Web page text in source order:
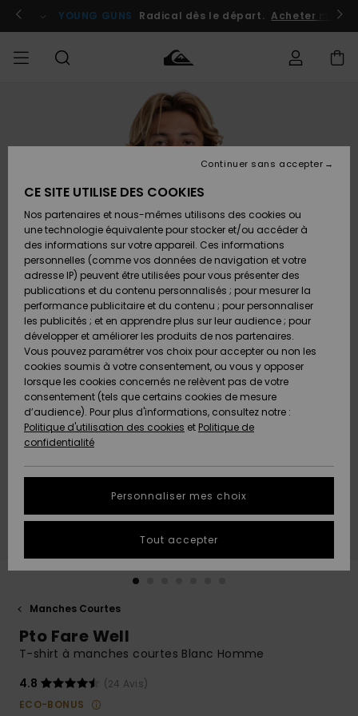
l'information
le
Se connecter / s'inscrire
YOUNG GUNS Radical dès le départ. Acheter
Vêtements
Chaussures
& Tongs
Surf
Snow
Nouveautés
A
Découvrir
Vêtements
Chaussures
& Tongs
Surf
Snow
Nouveautés
A
Découvrir
FEMME
Shop
A
Découvrir
Snow
SURF
Surf
Shop
Homme
Surf
Shop
Enfant
Highlights
Communauté
SNOW
Snow
Shop
Homme
Snow
Shop
Enfant
Snow
Shop
Femme
A
Découvrir
Communauté
OUTLET
Outlet
Homme
Enfant
Outlet
Femme
AIDE &
CONTACT
Accéder à
ma
commande
Retours
Paiement
Carte
Cadeau
Quiksilver
Freedom
Protection
des
tailles
conversation
obtenir la
plus rapide
à votre
Démarrer
MAGASINS
QUIKSILVER
Manches Courtes
Pto Fare Well
T-shirt à manches courtes Blanc Homme
4.8
(24 Avis)
ECO-BONUS
CE SITE UTILISE DES COOKIES
Nos partenaires et nous-mêmes utilisons des cookies ou
une technologie équivalente pour stocker et/ou accéder à
des informations sur votre appareil. Ces informations
personnelles (comme vos données de navigation et votre
adresse IP) peuvent être utilisées pour vous présenter des
publications et du contenu personnalisés ; pour mesurer la
performance publicitaire et du contenu ; pour personnaliser
les publicités ; et en apprendre plus sur leur audience ; pour
développer et améliorer les produits de nos partenaires.
Vous pouvez paramétrer vos choix pour accepter ou non les
cookies soumis à votre consentement, ou vous y opposer
lorsque les cookies concernés ne relèvent pas de votre
consentement (tels que certains cookies de mesure
d’audience). Pour plus d'informations, consultez notre :
Politique d'utilisation des cookies et Politique de
confidentialité
Personnaliser mes choix
Continuer sans accepter
Tout accepter